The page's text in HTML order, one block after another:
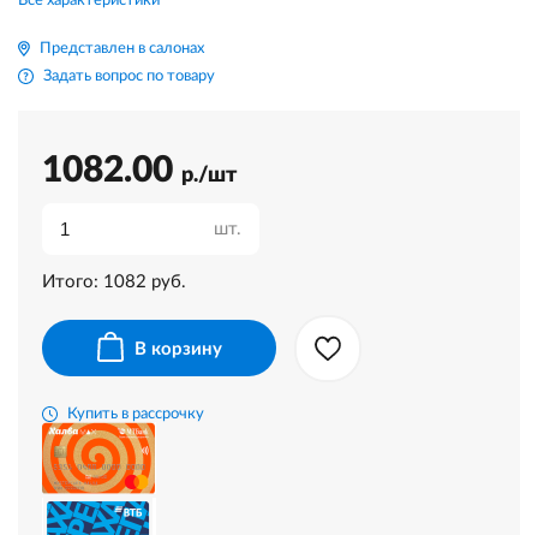
Представлен в салонах
Задать вопрос по товару
1082.00 р./шт
шт.
Итого: 1082 руб.
В корзину
Купить в рассрочку